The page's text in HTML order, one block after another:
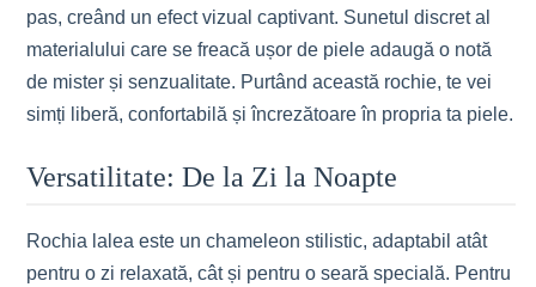
pas, creând un efect vizual captivant. Sunetul discret al
materialului care se freacă ușor de piele adaugă o notă
de mister și senzualitate. Purtând această rochie, te vei
simți liberă, confortabilă și încrezătoare în propria ta piele.
Versatilitate: De la Zi la Noapte
Rochia lalea este un chameleon stilistic, adaptabil atât
pentru o zi relaxată, cât și pentru o seară specială. Pentru